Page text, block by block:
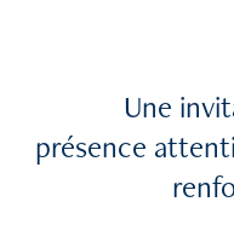
Une
présence